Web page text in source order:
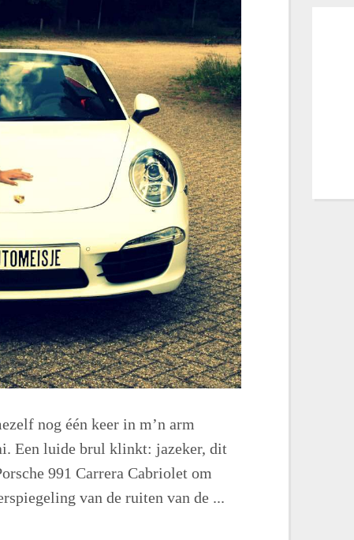
nog één keer in m’n arm
Een luide brul klinkt: jazeker, dit
991 Carrera Cabriolet om
van de ruiten van de ...